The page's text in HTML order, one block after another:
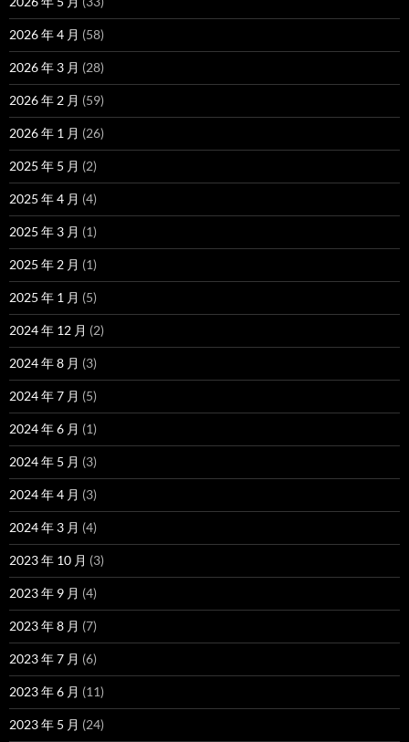
2026 年 4 月 (58)
2026 年 3 月 (28)
2026 年 2 月 (59)
2026 年 1 月 (26)
2025 年 5 月 (2)
2025 年 4 月 (4)
2025 年 3 月 (1)
2025 年 2 月 (1)
2025 年 1 月 (5)
2024 年 12 月 (2)
2024 年 8 月 (3)
2024 年 7 月 (5)
2024 年 6 月 (1)
2024 年 5 月 (3)
2024 年 4 月 (3)
2024 年 3 月 (4)
2023 年 10 月 (3)
2023 年 9 月 (4)
2023 年 8 月 (7)
2023 年 7 月 (6)
2023 年 6 月 (11)
2023 年 5 月 (24)